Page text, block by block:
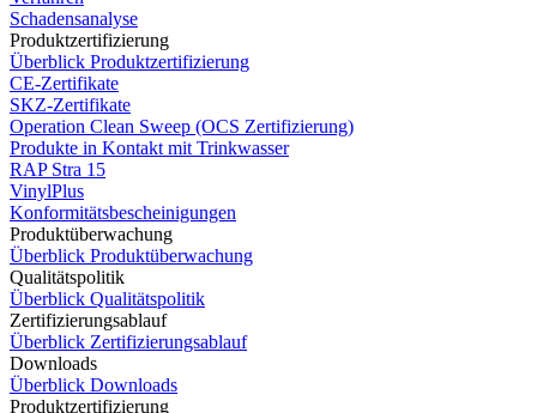
Schadensanalyse
Produktzertifizierung
Überblick Produktzertifizierung
CE-Zertifikate
SKZ-Zertifikate
Operation Clean Sweep (OCS Zertifizierung)
Produkte in Kontakt mit Trinkwasser
RAP Stra 15
VinylPlus
Konformitätsbescheinigungen
Produktüberwachung
Überblick Produktüberwachung
Qualitätspolitik
Überblick Qualitätspolitik
Zertifizierungsablauf
Überblick Zertifizierungsablauf
Downloads
Überblick Downloads
Produktzertifizierung